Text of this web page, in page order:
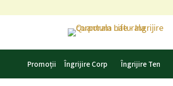
Promoții Îngrijire Corp Îngrijire Ten